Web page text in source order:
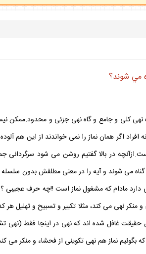
مي شوند؟
نهى كلى و جامع و گاه نهى جزئى و محدود.ممكن
اگر همان نماز را نمى خواندند از اين هم
در بالا گفتيم روشن مى شود سرگردانى
مى شوند و آيه را در معنى مطلقش بدون سلسله
دارد مادام كه مشغول نماز است !!چه حرف عجيبى
نهى مى كند، مثلا تكبير و تسبيح و تهليل هر
حقيقت غافل شده اند كه نهى در اينجا فقط
كه بگوئيم نماز هم نهى تكوينى از فحشاء و منكر